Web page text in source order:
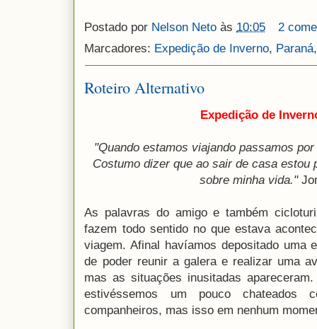
Postado por Nelson Neto às 10:05
2
Marcadores: Expedição de Inverno, Paraná
Roteiro Alternativo
Expedição de
"Quando estamos viajando passamos
Costumo dizer que ao sair de casa estou
sobre minha vida."
As palavras do amigo e também
fazem todo sentido no que estava
viagem. Afinal havíamos depositado uma
de poder reunir a galera e realizar uma
mas as situações inusitadas
estivéssemos um pouco
companheiros, mas isso em nenhum